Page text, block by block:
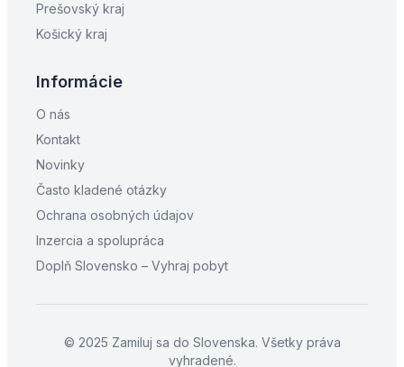
Prešovský kraj
Košický kraj
Informácie
O nás
Kontakt
Novinky
Často kladené otázky
Ochrana osobných údajov
Inzercia a spolupráca
Doplň Slovensko – Vyhraj pobyt
© 2025 Zamiluj sa do Slovenska. Všetky práva
vyhradené.